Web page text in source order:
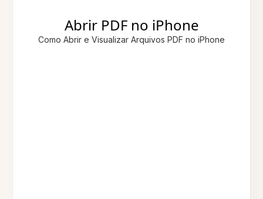
Abrir PDF no iPhone
Como Abrir e Visualizar Arquivos PDF no iPhone